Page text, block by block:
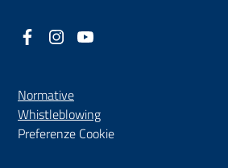
Facebook
(nuova scheda - new tab)
Instagram
(nuova scheda - new tab)
Normative
Whistleblowing(nuova scheda - new tab)
Preferenze Cookie